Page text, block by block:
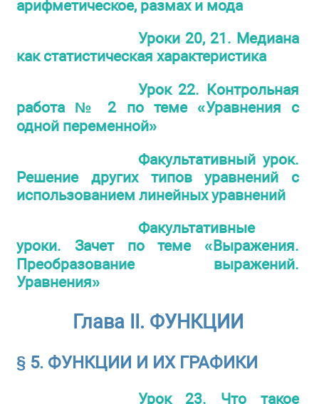
арифметическое, размах и мода
Уроки 20, 21. Медиана
как статистическая характеристика
Урок 22. Контрольная
работа № 2 по теме «Уравнения с
одной переменной»
Факультативный урок.
Решение других типов уравнений с
использованием линейных уравнений
Факультативные
уроки. Зачет по теме «Выражения.
Преобразование выражений.
Уравнения»
Глава II. ФУНКЦИИ
§ 5. ФУНКЦИИ И ИХ ГРАФИКИ
Урок 23. Что такое